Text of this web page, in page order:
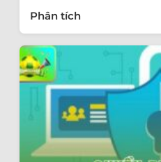
Phân tích